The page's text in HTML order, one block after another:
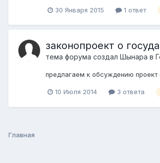
30 Января 2015 1 ответ
законопроект о
тема форума создал Шынара в
предлагаем к обсуждению проект
10 Июля 2014 3 ответа
Главная